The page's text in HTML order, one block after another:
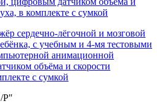
сердечно-лёгочной и мозговой
с учебным и 4-мя тестовыми
анимационной
объёма и скорости
с сумкой
Р"